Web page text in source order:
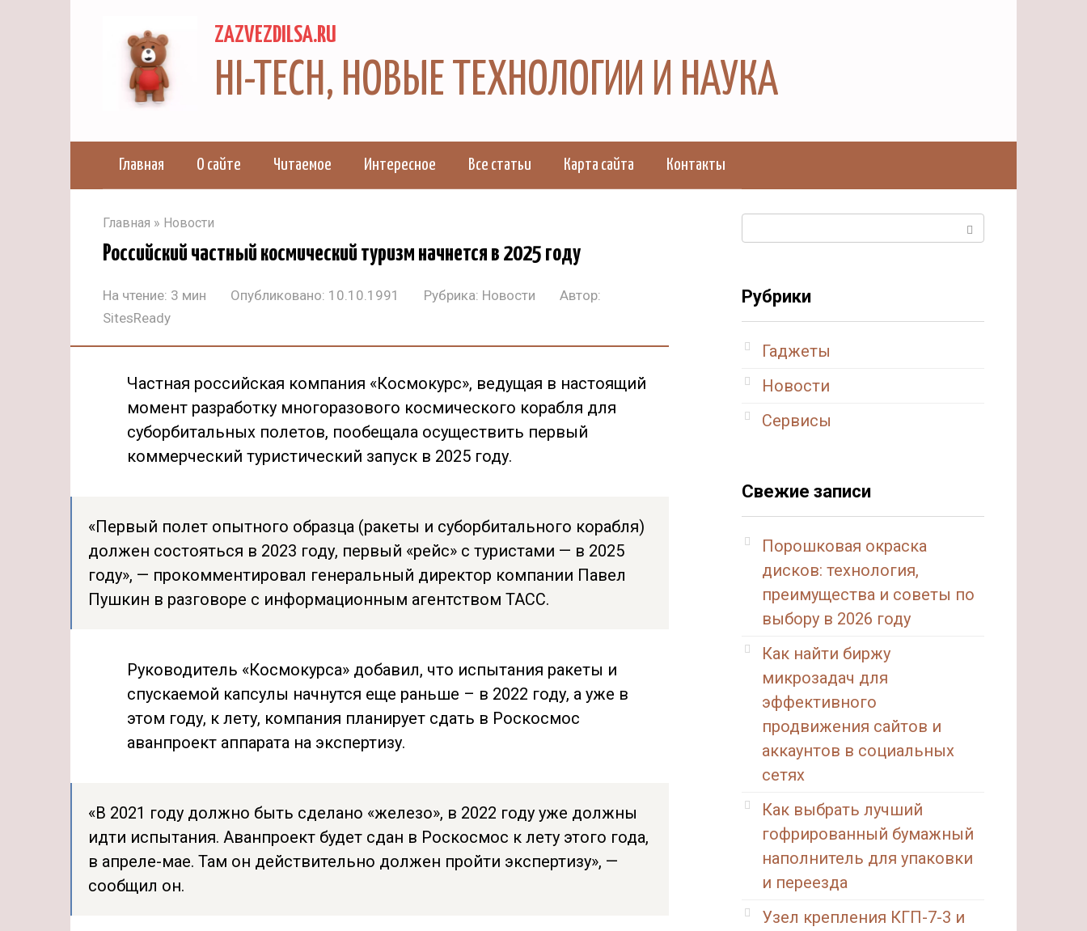
ZAZVEZDILSA.RU
HI-TECH, НОВЫЕ ТЕХНОЛОГИИ И НАУКА
Главная О сайте Читаемое Интересное Все статьи Карта сайта Контакты
Главная » Новости
Российский частный космический туризм начнется в 2025 году
На чтение: 3 мин Опубликовано: 10.10.1991 Рубрика: Новости
Автор:
SitesReady
Частная российская компания «Космокурс», ведущая в настоящий
момент разработку многоразового космического корабля для
суборбитальных полетов, пообещала осуществить первый
коммерческий туристический запуск в 2025 году.
«Первый полет опытного образца (ракеты и суборбитального корабля)
должен состояться в 2023 году, первый «рейс» с туристами — в 2025
году», — прокомментировал генеральный директор компании Павел
Пушкин в разговоре с информационным агентством ТАСС.
Руководитель «Космокурса» добавил, что испытания ракеты и
спускаемой капсулы начнутся еще раньше – в 2022 году, а уже в
этом году, к лету, компания планирует сдать в Роскосмос
аванпроект аппарата на экспертизу.
«В 2021 году должно быть сделано «железо», в 2022 году уже должны
идти испытания. Аванпроект будет сдан в Роскосмос к лету этого года,
в апреле-мае. Там он действительно должен пройти экспертизу», —
сообщил он.
Рубрики
Гаджеты
Новости
Сервисы
Свежие записи
Порошковая окраска
дисков: технология,
преимущества и советы по
выбору в 2026 году
Как найти биржу
микрозадач для
эффективного
продвижения сайтов и
аккаунтов в социальных
сетях
Как выбрать лучший
гофрированный бумажный
наполнитель для упаковки
и переезда
Узел крепления КГП-7-3 и